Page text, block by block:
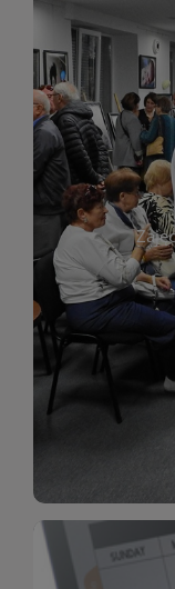
Biblioteka
sztukę
W tej sekcji
poprzednich
malarstwo,
artystyczne.
do
biblioteki.